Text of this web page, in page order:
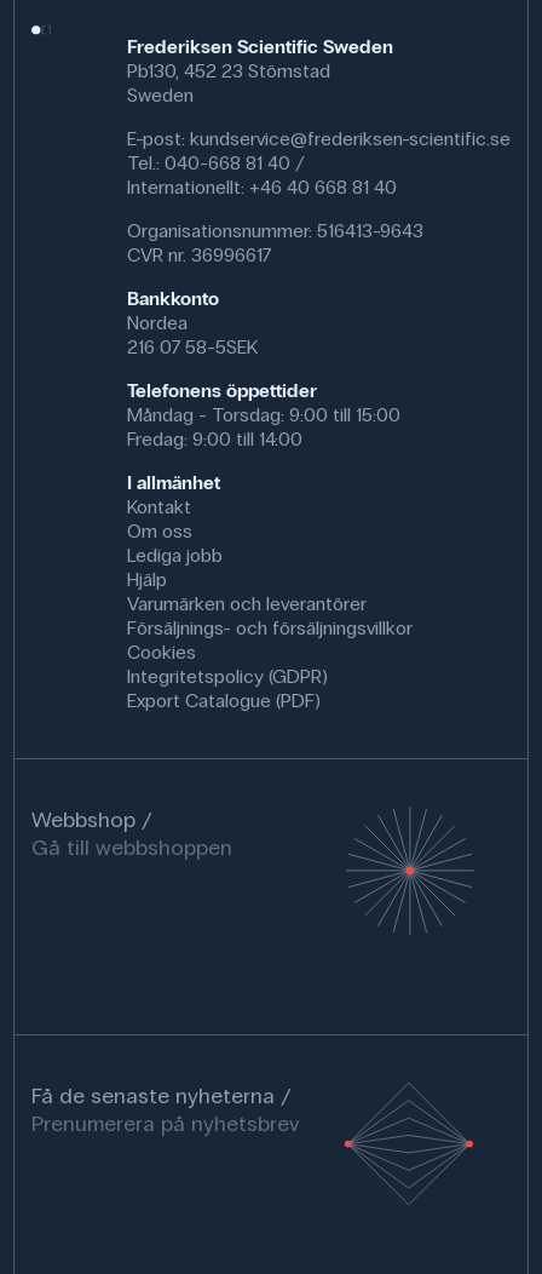
Frederiksen Scientific Sweden
Pb130, 452 23 Stömstad
Sweden
E-post: kundservice@frederiksen-scientific.se
Tel.: 040-668 81 40 /
Internationellt: +46 40 668 81 40
Organisationsnummer: 516413-9643
CVR nr. 36996617
Bankkonto
Nordea
216 07 58-5SEK
Telefonens öppettider
Måndag - Torsdag: 9:00 till 15:00
Fredag: 9:00 till 14:00
I allmänhet
Kontakt
Om oss
Lediga jobb
Hjälp
Varumärken och leverantörer
Försäljnings- och försäljningsvillkor
Cookies
Integritetspolicy (GDPR)
Export Catalogue (PDF)
Webbshop
Gå till webbshoppen
Få de senaste nyheterna
Prenumerera på nyhetsbrev